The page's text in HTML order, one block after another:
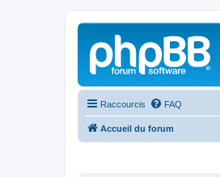
Raccourcis FAQ
Accueil du forum